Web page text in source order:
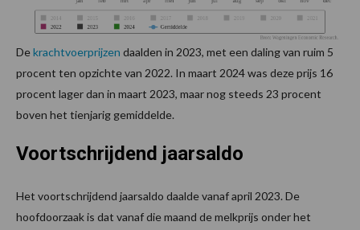
Dekrachtvoerprijzen daalden in 2023, met een daling van ruim 5
procent ten opzichte van 2022. In maart 2024 was deze prijs 16
procent lager dan in maart 2023, maar nog steeds 23 procent
boven het tienjarig gemiddelde.
Voortschrijdend jaarsaldo
Het voortschrijdend jaarsaldo daalde vanaf april 2023. De
hoofdoorzaak is dat vanaf die maand de melkprijs onder het